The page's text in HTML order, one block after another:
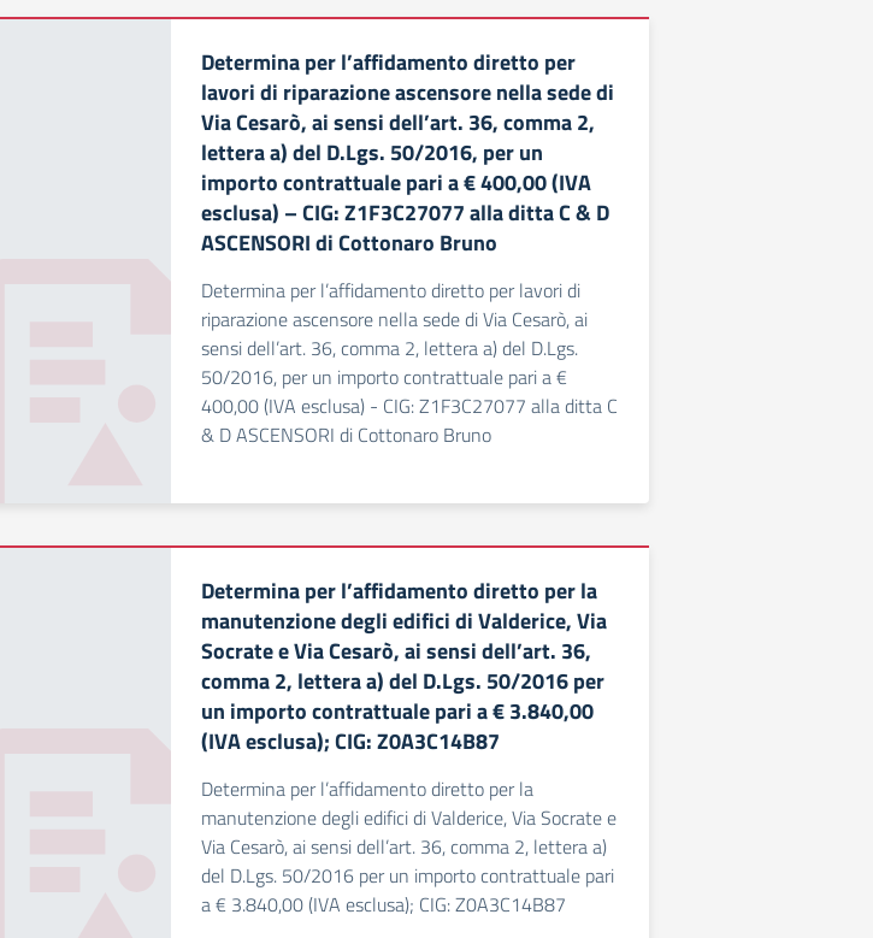
Determina per l’affidamento diretto per
lavori di riparazione ascensore nella sede di
Via Cesarò, ai sensi dell’art. 36, comma 2,
lettera a) del D.Lgs. 50/2016, per un
importo contrattuale pari a € 400,00 (IVA
esclusa) – CIG: Z1F3C27077 alla ditta C & D
ASCENSORI di Cottonaro Bruno
Determina per l’affidamento diretto per lavori di
riparazione ascensore nella sede di Via Cesarò, ai
sensi dell’art. 36, comma 2, lettera a) del D.Lgs.
50/2016, per un importo contrattuale pari a €
400,00 (IVA esclusa) - CIG: Z1F3C27077 alla ditta C
& D ASCENSORI di Cottonaro Bruno
Determina per l’affidamento diretto per la
manutenzione degli edifici di Valderice, Via
Socrate e Via Cesarò, ai sensi dell’art. 36,
comma 2, lettera a) del D.Lgs. 50/2016 per
un importo contrattuale pari a € 3.840,00
(IVA esclusa); CIG: Z0A3C14B87
Determina per l’affidamento diretto per la
manutenzione degli edifici di Valderice, Via Socrate e
Via Cesarò, ai sensi dell’art. 36, comma 2, lettera a)
del D.Lgs. 50/2016 per un importo contrattuale pari
a € 3.840,00 (IVA esclusa); CIG: Z0A3C14B87